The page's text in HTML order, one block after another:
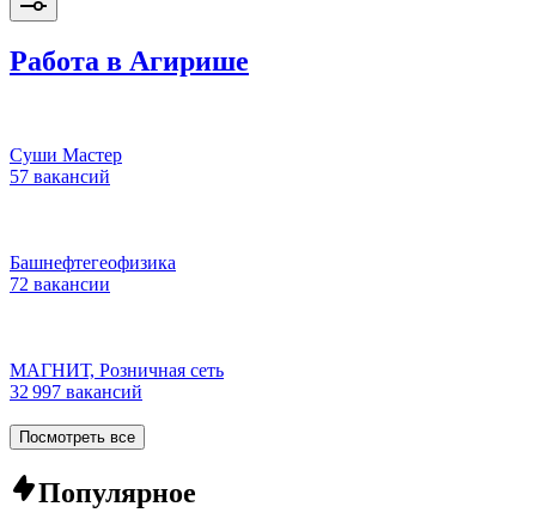
Работа в Агирише
Суши Мастер
57 вакансий
Башнефтегеофизика
72 вакансии
МАГНИТ, Розничная сеть
32 997 вакансий
Посмотреть все
Популярное